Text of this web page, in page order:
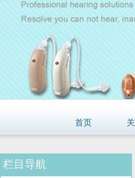
首页
栏目导航